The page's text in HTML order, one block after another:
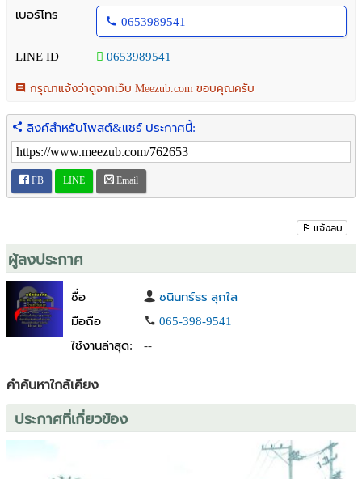
Location : ต.ตะเคียนเตี้ย อ.บางละมุง จ.ชลบุรี
Price : 2,500,000 บาท/ไร่ (ฟรีโอน)
ข้อมูลการติดต่อสอบถามรายละเอียดเพิ่มเติมได้ที่
📞. 082-167-9789 / 065-398-9541
Line: ค้นหาเบอร์ 065-3989541
FB: อสังหา ภาคตะวันออก
เพจ: ทรัพย์มงคล ที่ดิน พื้นที่ ชลบุรี ระยอง ภาคตะวันออก
เบอร์โทร
0653989541
LINE ID 0653989541
กรุณาแจ้งว่าดูจากเว็บ Meezub.com ขอบคุณครับ
ลิงค์สำหรับโพสต์&แชร์ ประกาศนี้:
FB LINE Email
แจ้งลบ
ผู้ลงประกาศ
ชื่อ
ชนินทร์ธร สุกใส
มือถือ
065-398-9541
ใช้งานล่าสุด:
--
คำค้นหาใกล้เคียง
ประกาศที่เกี่ยวข้อง